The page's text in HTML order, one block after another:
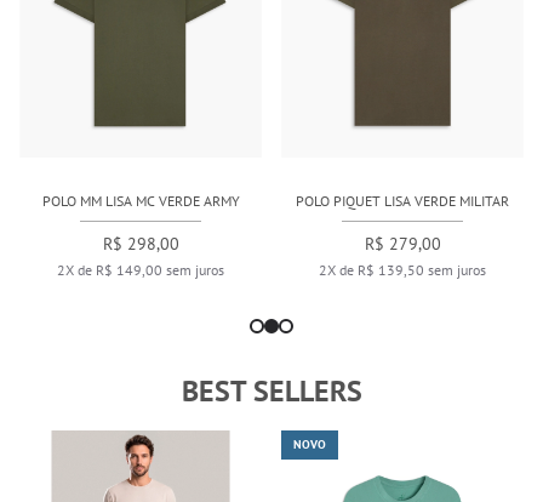
POLO MM LISA MC VERDE ARMY
R$ 298,00
2X de R$ 149,00 sem juros
POLO PIQUET LISA VERDE MILITAR
R$ 279,00
2X de R$ 139,50 sem juros
BEST SELLERS
NOVO